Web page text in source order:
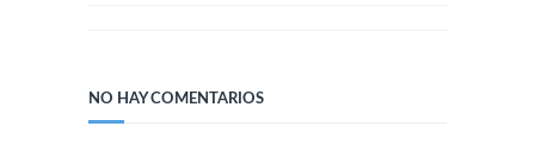
NO HAY COMENTARIOS